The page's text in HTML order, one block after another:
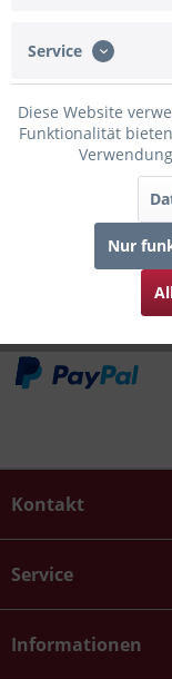
Bewertungen
Infos zum
Folgende Infos
4
Kontakt
Service
Informationen
Service
Diese Website
Funktionalität
Nur